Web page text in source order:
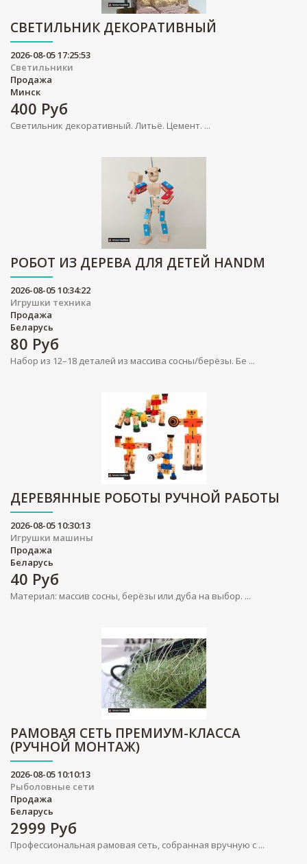
СВЕТИЛЬНИК ДЕКОРАТИВНЫЙ
2026-08-05 17:25:53
Светильники
Продажа
Минск
400 Руб
Светильник декоративный. Литьё. Цемент. ...
РОБОТ ИЗ ДЕРЕВА ДЛЯ ДЕТЕЙ HANDM
2026-08-05 10:34:22
Игрушки техника
Продажа
Беларусь
80 Руб
Набор из 12–18 деталей из массива сосны/берёзы. Бе ...
ДЕРЕВЯННЫЕ РОБОТЫ РУЧНОЙ РАБОТЫ
2026-08-05 10:30:13
Игрушки машины
Продажа
Беларусь
40 Руб
Материал: массив сосны, берёзы или дуба на выбор. ...
РАМОВАЯ СЕТЬ ПРЕМИУМ-КЛАССА
(РУЧНОЙ МОНТАЖ)
2026-08-05 10:10:13
Рыболовные сети
Продажа
Беларусь
2999 Руб
Профессиональная рамовая сеть, собранная вручную с ...